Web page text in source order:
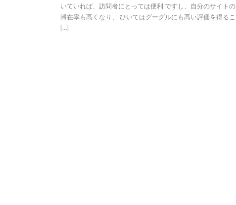
いていれば、訪問者にとっては便利 ですし、自分のサイトの
滞在率も高くなり、 ひいてはグーグルにも高い評価を得るこ
[…]